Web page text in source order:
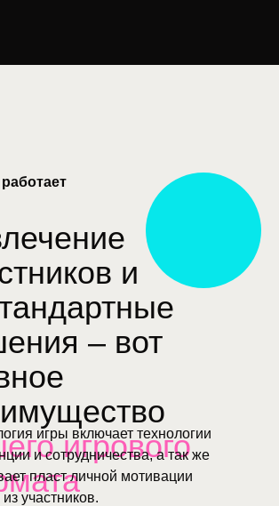
работает
и
– вот
игрового
игры включает технологии
и сотрудничества, а так же
пласт личной мотивации
участников.